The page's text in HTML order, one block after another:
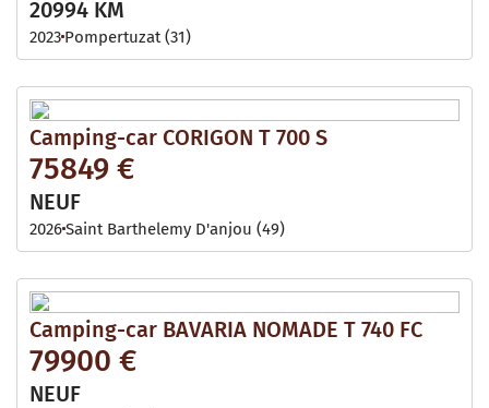
20994 KM
2023 Pompertuzat (31)
Camping-car CORIGON T 700 S
75849 €
NEUF
2026Saint Barthelemy D'anjou (49)
Camping-car BAVARIA NOMADE T 740 FC
79900 €
NEUF